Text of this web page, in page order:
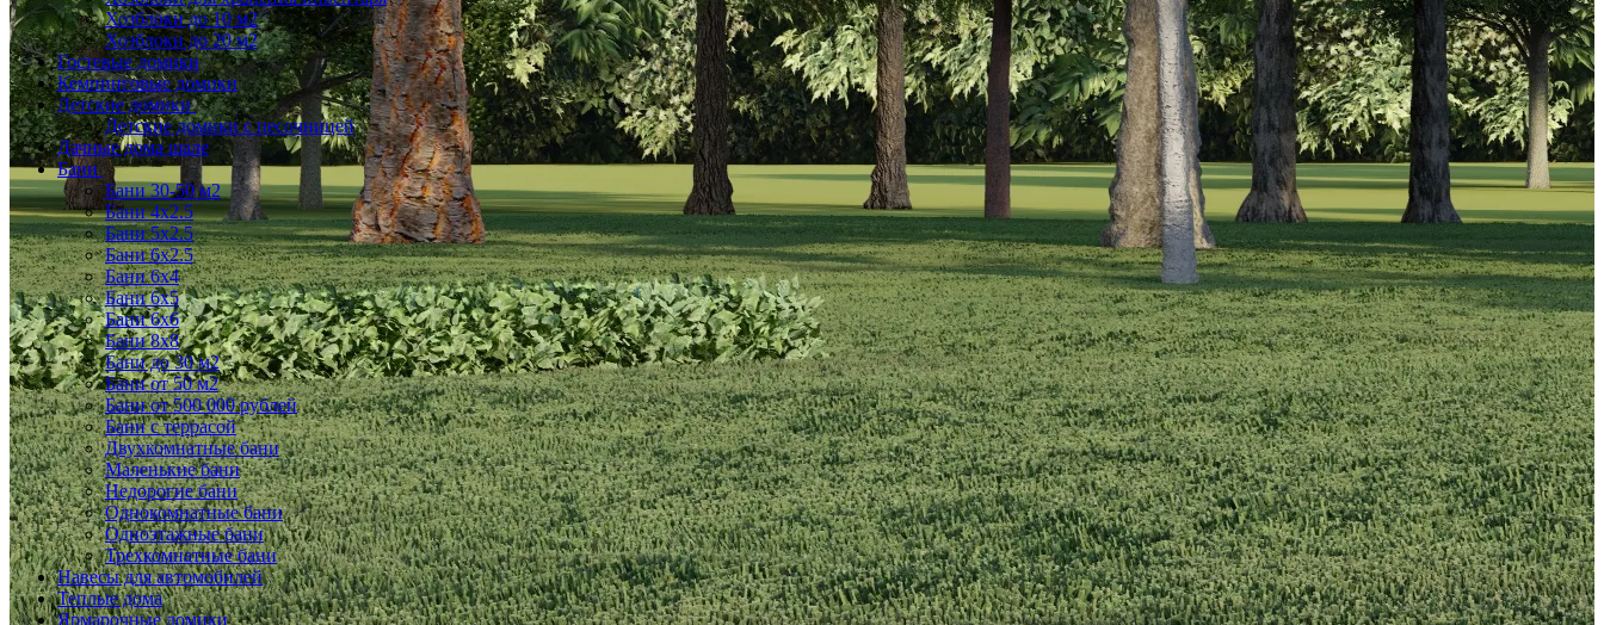
Хозблоки до 10 м2
Хозблоки до 20 м2
Гостевые домики
Кемпинговые домики
Детские домики
Детские домики с песочницей
Дачные дома шале
Бани
Бани 30-50 м2
Бани 4x2.5
Бани 5x2.5
Бани 6x2.5
Бани 6х4
Бани 6х5
Бани 6х6
Бани 8x8
Бани до 30 м2
Бани от 50 м2
Бани от 500 000 рублей
Бани с террасой
Двухкомнатные бани
Маленькие бани
Недорогие бани
Однокомнатные бани
Одноэтажные бани
Трехкомнатные бани
Навесы для автомобилей
Теплые дома
Ярмарочные домики